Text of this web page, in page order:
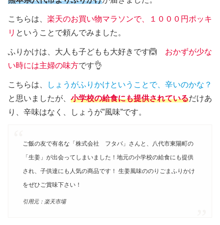
こちらは、 楽天のお買い物マラソンで、１０００円ポッキ
リ ということで頼んでみました。
ふりかけは、大人も子どもも大好きです🙆 おかずが少な
い時には主婦の味方です👌
こちらは、
しょうがふりかけということで、辛いのかな？
と思いましたが、 小学校の給食にも提供されているだけあ
り、辛味はなく、しょうが”風味”です。
ご飯の友で有名な「株式会社 フタバ」さんと、八代市東陽町の
「生姜」が出会ってしまいました！地元の小学校の給食にも提供
され、子供達にも人気の商品です！ 生姜風味ののりごまふりかけ
をぜひご賞味下さい！
引用元：楽天市場